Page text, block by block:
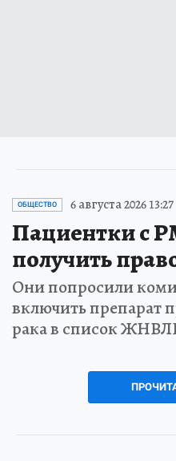
ОБЩЕСТВО 6 августа 2026 13:27
Пациентки с
получить
Они попросили
включить препарат
рака в список